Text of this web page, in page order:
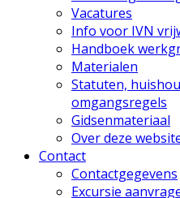
Vacatures
Info voor IVN
Handboek
Materialen
Statuten,
omgangsregels
Gidsenmateriaal
Over deze
Contact
Contactgegevens
Excursie